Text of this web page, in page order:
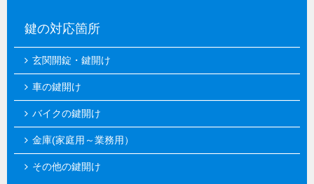
鍵の対応箇所
玄関開錠・鍵開け
車の鍵開け
バイクの鍵開け
金庫(家庭用～業務用）
その他の鍵開け